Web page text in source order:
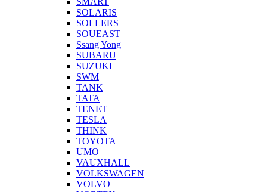
SOLARIS
SOLLERS
SOUEAST
Ssang Yong
SUBARU
SUZUKI
SWM
TANK
TATA
TENET
TESLA
THINK
TOYOTA
UMO
VAUXHALL
VOLKSWAGEN
VOLVO